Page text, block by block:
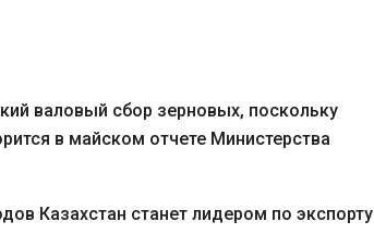
валовый сбор зерновых, поскольку
в майском отчете Министерства
Казахстан станет лидером по экспорту